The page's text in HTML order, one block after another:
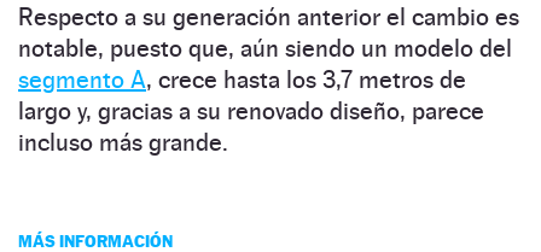
Respecto a su generación anterior el cambio es
notable, puesto que, aún siendo un modelo del
segmento A, crece hasta los 3,7 metros de
largo y, gracias a su renovado diseño, parece
incluso más grande.
MÁS INFORMACIÓN